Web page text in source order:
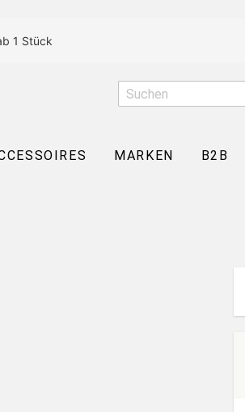
1 Stück
MARKEN B2B